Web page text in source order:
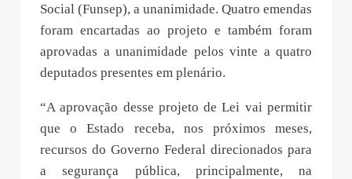
Social (Funsep), a unanimidade. Quatro emendas
foram encartadas ao projeto e também foram
aprovadas a unanimidade pelos vinte a quatro
deputados presentes em plenário.
“A aprovação desse projeto de Lei vai permitir
que o Estado receba, nos próximos meses,
recursos do Governo Federal direcionados para
a segurança pública, principalmente, na